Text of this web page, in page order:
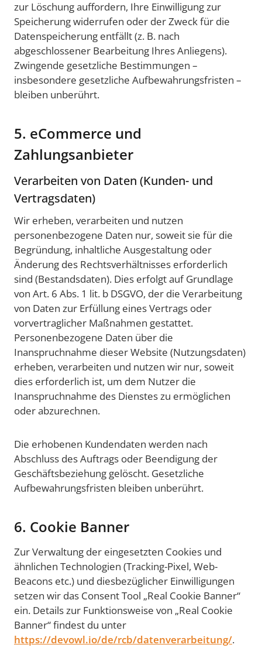
zur Löschung auffordern, Ihre Einwilligung zur
Speicherung widerrufen oder der Zweck für die
Datenspeicherung entfällt (z. B. nach
abgeschlossener Bearbeitung Ihres Anliegens).
Zwingende gesetzliche Bestimmungen –
insbesondere gesetzliche Aufbewahrungsfristen –
bleiben unberührt.
5. eCommerce und
Zahlungsanbieter
Verarbeiten von Daten (Kunden- und
Vertragsdaten)
Wir erheben, verarbeiten und nutzen
personenbezogene Daten nur, soweit sie für die
Begründung, inhaltliche Ausgestaltung oder
Änderung des Rechtsverhältnisses erforderlich
sind (Bestandsdaten). Dies erfolgt auf Grundlage
von Art. 6 Abs. 1 lit. b DSGVO, der die Verarbeitung
von Daten zur Erfüllung eines Vertrags oder
vorvertraglicher Maßnahmen gestattet.
Personenbezogene Daten über die
Inanspruchnahme dieser Website (Nutzungsdaten)
erheben, verarbeiten und nutzen wir nur, soweit
dies erforderlich ist, um dem Nutzer die
Inanspruchnahme des Dienstes zu ermöglichen
oder abzurechnen.
Die erhobenen Kundendaten werden nach
Abschluss des Auftrags oder Beendigung der
Geschäftsbeziehung gelöscht. Gesetzliche
Aufbewahrungsfristen bleiben unberührt.
6. Cookie Banner
Zur Verwaltung der eingesetzten Cookies und
ähnlichen Technologien (Tracking-Pixel, Web-
Beacons etc.) und diesbezüglicher Einwilligungen
setzen wir das Consent Tool „Real Cookie Banner“
ein. Details zur Funktionsweise von „Real Cookie
Banner“ findest du unter
https://devowl.io/de/rcb/datenverarbeitung/.